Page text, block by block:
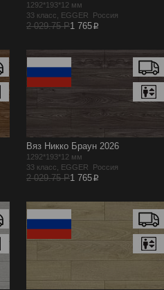
1292*193*12 мм
33 класс, EGGER Россия
2 029.75 Р1 765p
Вяз Никко Браун 2026
1292*193*12 мм
33 класс, EGGER Россия
2 029.75 Р1 765p